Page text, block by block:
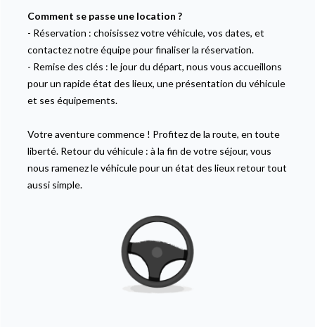
Comment se passe une location ?
- Réservation : choisissez votre véhicule, vos dates, et
contactez notre équipe pour finaliser la réservation.
- Remise des clés : le jour du départ, nous vous accueillons
pour un rapide état des lieux, une présentation du véhicule
et ses équipements.
Votre aventure commence ! Profitez de la route, en toute
liberté. Retour du véhicule : à la fin de votre séjour, vous
nous ramenez le véhicule pour un état des lieux retour tout
aussi simple.